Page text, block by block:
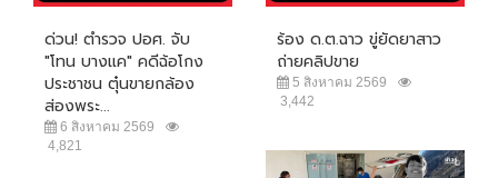
ด่วน! ตำรวจ ปอศ. จับ
"โทน บางแค" คดีฉ้อโกง
ประชาชน ตุ๋นขายกล้อง
ส่องพระ...
6 สิงหาคม 2569
4,821
ร้อง ด.ต.ฉาว ขู่ยัดยาสาว
ถ่ายคลิปขาย
5 สิงหาคม 2569
3,442